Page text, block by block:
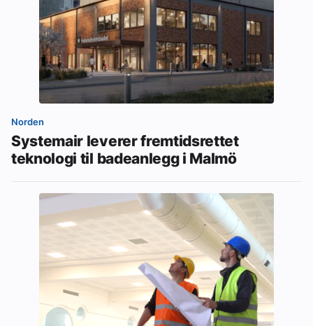
Norden
Systemair leverer fremtidsrettet
teknologi til badeanlegg i Malmö